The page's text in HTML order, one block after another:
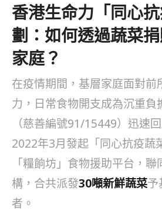
香港生命力「同心
劃：如何透過蔬菜
家庭？
在疫情期間，基層家庭面對前
力，日常食物開支成為沉重負
（慈善編號91/15449）迅速
2022年3月發起「同心抗疫蔬
「糧餉坊」食物援助平台，
構，合共派發30噸新鮮蔬菜予
者。